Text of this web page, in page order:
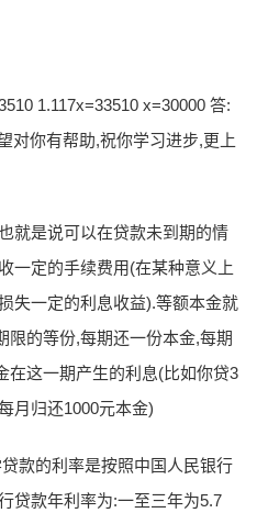
1.117x=33510 x=30000 答:
对你有帮助,祝你学习进步,更上
就是说可以在贷款未到期的情
一定的手续费用(在某种意义上
失一定的利息收益).等额本金就
限的等份,每期还一份本金,每期
在这一期产生的利息(比如你贷3
月归还1000元本金)
款的利率是按照中国人民银行
贷款年利率为:一至三年为5.7